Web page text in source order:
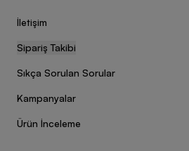
İletişim
Sipariş Takibi
Sıkça Sorulan Sorular
Kampanyalar
Ürün İnceleme